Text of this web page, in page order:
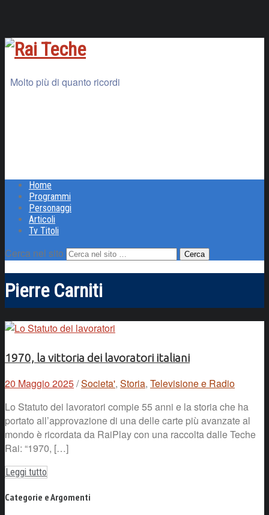
Molto più di quanto ricordi
Home
Programmi
Personaggi
Articoli
Tv Titoli
Cerca nel sito
Pierre Carniti
1970, la vittoria dei lavoratori italiani
20 Maggio 2025/Societa', Storia, Televisione e Radio
Lo Statuto dei lavoratori compie 55 anni e la storia che ha
portato all’approvazione di una delle carte più avanzate al
mondo è ricordata da RaiPlay con una raccolta dalle Teche
Rai: “1970, […]
Leggi tutto
Categorie e Argomenti